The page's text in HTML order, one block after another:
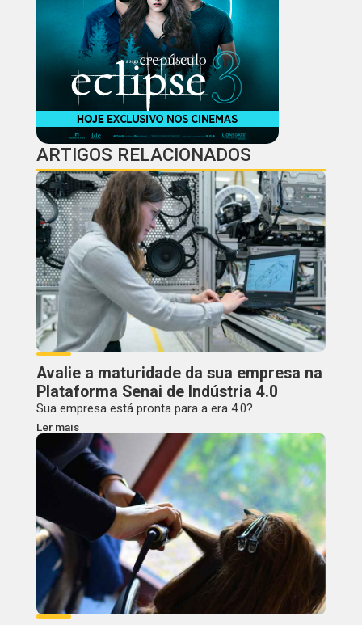
ARTIGOS RELACIONADOS
Avalie a maturidade da sua empresa na
Plataforma Senai de Indústria 4.0
Sua empresa está pronta para a era 4.0?
Ler mais